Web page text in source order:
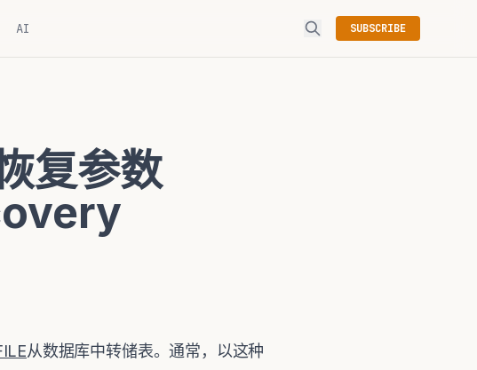
AI SUBSCRIBE
复参数
从数据库中转储表。通常，以这种